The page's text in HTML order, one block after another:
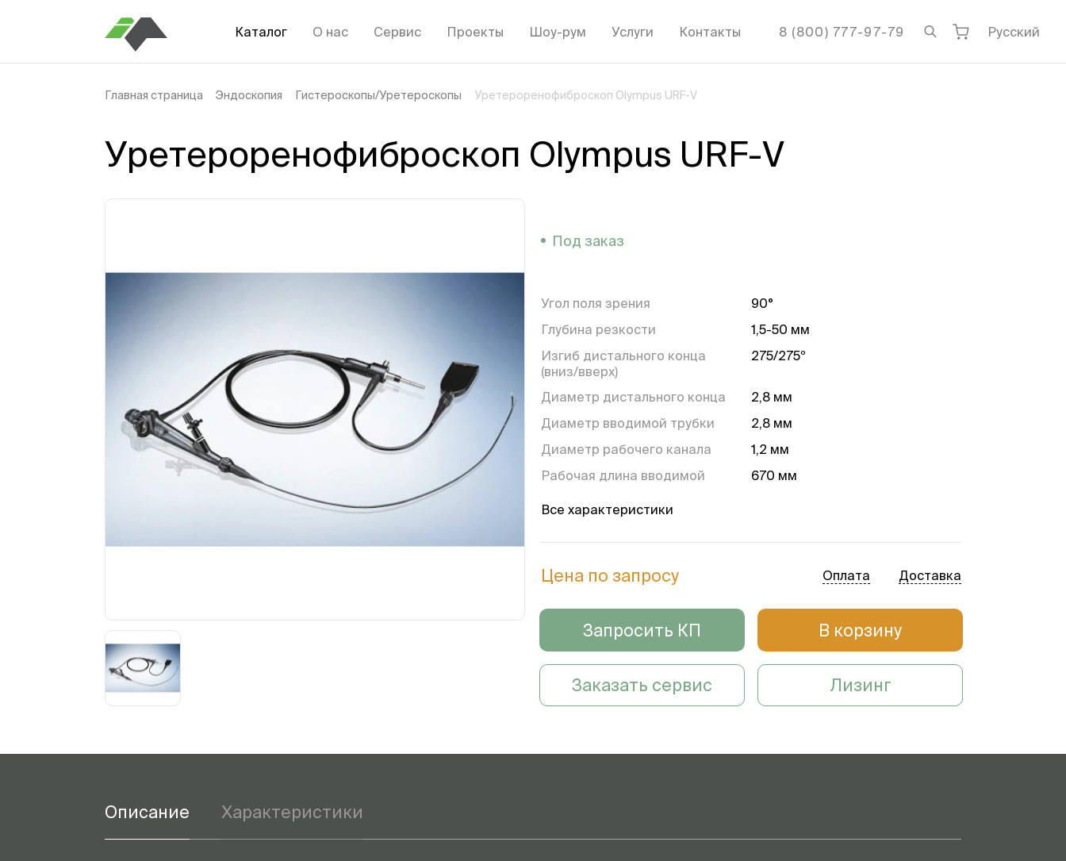
Каталог О нас Сервис Проекты Шоу-рум Услуги Контакты 8 (800) 777-97-79 Русский
Главная страница Эндоскопия Гистероскопы/Уретероскопы Уретероренофиброскоп Olympus URF-V
Уретероренофиброскоп Olympus URF-V
Под заказ
Угол поля зрения
90°
Глубина резкости
1,5-50 мм
Изгиб дистального конца
(вниз/вверх)
275/275º
Диаметр дистального конца
2,8 мм
Диаметр вводимой трубки
2,8 мм
Диаметр рабочего канала
1,2 мм
Рабочая длина вводимой
670 мм
Общая длина
Все характеристики
Цена по запросу Оплата Доставка
Запросить КП В корзину
Заказать сервис Лизинг
Описание Характеристики